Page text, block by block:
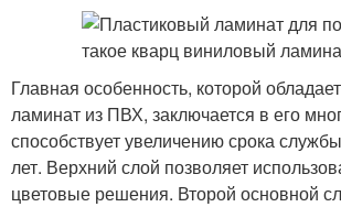
Главная особенность, которой
ламинат из ПВХ, заключается в его
способствует увеличению срока
лет. Верхний слой позволяет
цветовые решения. Второй основной